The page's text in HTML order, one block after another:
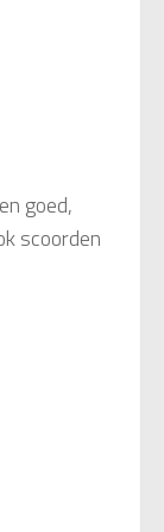
goed,
scoorden